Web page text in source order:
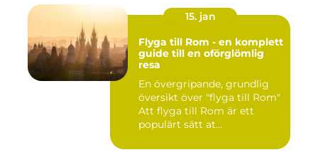
15. jan
Flyga till Rom - en komplett
guide till en oförglömlig
resa
En övergripande, grundlig
översikt över "flyga till Rom"
Att flyga till Rom är ett
populärt sätt at...